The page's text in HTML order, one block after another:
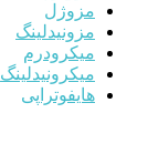
مزوژل
مزونیدلینگ
میکرودرم
میکرونیدلینگ
هایفوتراپی